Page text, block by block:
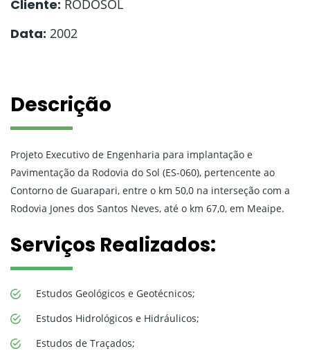
Cliente: RODOSOL
Data: 2002
Descrição
Projeto Executivo de Engenharia para implantação e
Pavimentação da Rodovia do Sol (ES-060), pertencente ao
Contorno de Guarapari, entre o km 50,0 na interseção com a
Rodovia Jones dos Santos Neves, até o km 67,0, em Meaipe.
Serviços Realizados:
Estudos Geológicos e Geotécnicos;
Estudos Hidrológicos e Hidráulicos;
Estudos de Traçados;